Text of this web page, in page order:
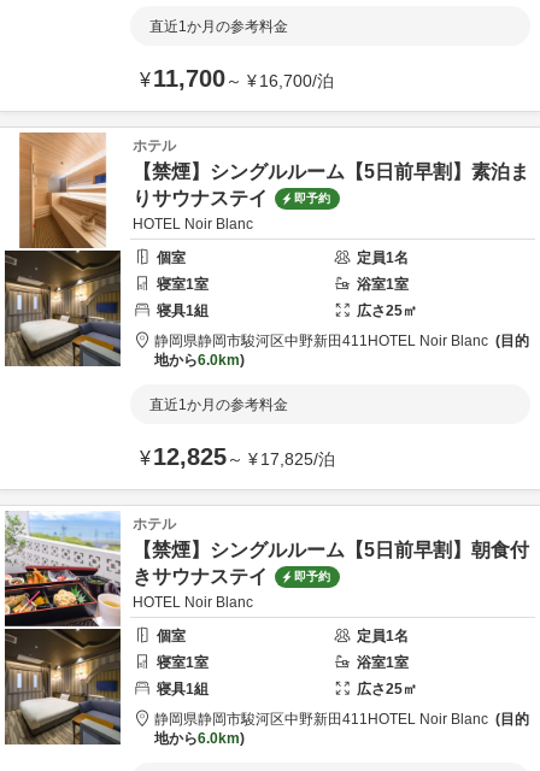
直近1か月の参考料金
¥11,700～ ¥16,700/泊
ホテル
【禁煙】シングルルーム【5日前早割】素泊ま
りサウナステイ
即予約
HOTEL Noir Blanc
個室
定員1名
寝室1室 浴室1室
寝具1組 広さ25㎡
静岡県静岡市駿河区中野新田411 HOTEL Noir Blanc
目的
地から6.0km
直近1か月の参考料金
¥12,825～ ¥17,825/泊
ホテル
【禁煙】シングルルーム【5日前早割】朝食付
きサウナステイ
即予約
HOTEL Noir Blanc
個室
定員1名
寝室1室 浴室1室
寝具1組 広さ25㎡
静岡県静岡市駿河区中野新田411 HOTEL Noir Blanc
目的
地から6.0km